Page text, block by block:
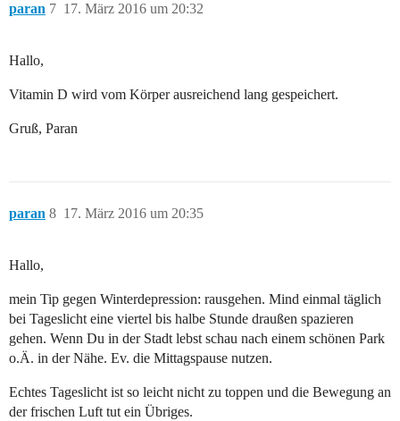
paran 17. März 2016 um 20:32
7
Hallo,
Vitamin D wird vom Körper ausreichend lang gespeichert.
Gruß, Paran
paran 17. März 2016 um 20:35
8
Hallo,
mein Tip gegen Winterdepression: rausgehen. Mind einmal täglich
bei Tageslicht eine viertel bis halbe Stunde draußen spazieren
gehen. Wenn Du in der Stadt lebst schau nach einem schönen Park
o.Ä. in der Nähe. Ev. die Mittagspause nutzen.
Echtes Tageslicht ist so leicht nicht zu toppen und die Bewegung an
der frischen Luft tut ein Übriges.